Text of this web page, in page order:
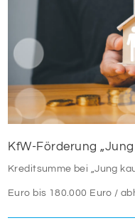
Kreditsumme bei „Jung
Euro bis 180.000 Euro /
werden aus Mitteln des